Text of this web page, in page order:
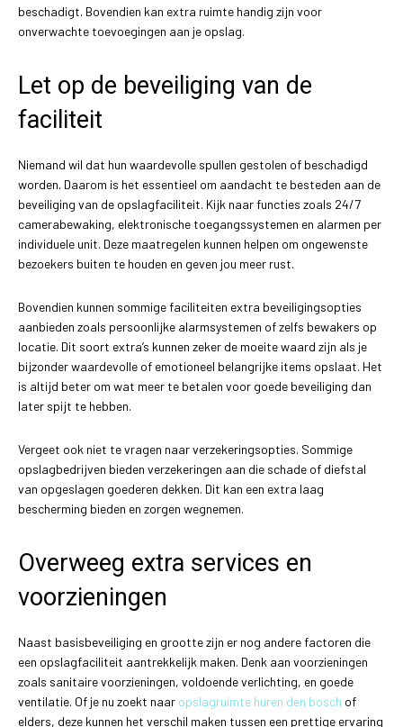
beschadigt. Bovendien kan extra ruimte handig zijn voor
onverwachte toevoegingen aan je opslag.
Let op de beveiliging van de
faciliteit
Niemand wil dat hun waardevolle spullen gestolen of beschadigd
worden. Daarom is het essentieel om aandacht te besteden aan de
beveiliging van de opslagfaciliteit. Kijk naar functies zoals 24/7
camerabewaking, elektronische toegangssystemen en alarmen per
individuele unit. Deze maatregelen kunnen helpen om ongewenste
bezoekers buiten te houden en geven jou meer rust.
Bovendien kunnen sommige faciliteiten extra beveiligingsopties
aanbieden zoals persoonlijke alarmsystemen of zelfs bewakers op
locatie. Dit soort extra’s kunnen zeker de moeite waard zijn als je
bijzonder waardevolle of emotioneel belangrijke items opslaat. Het
is altijd beter om wat meer te betalen voor goede beveiliging dan
later spijt te hebben.
Vergeet ook niet te vragen naar verzekeringsopties. Sommige
opslagbedrijven bieden verzekeringen aan die schade of diefstal
van opgeslagen goederen dekken. Dit kan een extra laag
bescherming bieden en zorgen wegnemen.
Overweeg extra services en
voorzieningen
Naast basisbeveiliging en grootte zijn er nog andere factoren die
een opslagfaciliteit aantrekkelijk maken. Denk aan voorzieningen
zoals sanitaire voorzieningen, voldoende verlichting, en goede
ventilatie. Of je nu zoekt naar opslagruimte huren den bosch of
elders, deze kunnen het verschil maken tussen een prettige ervaring